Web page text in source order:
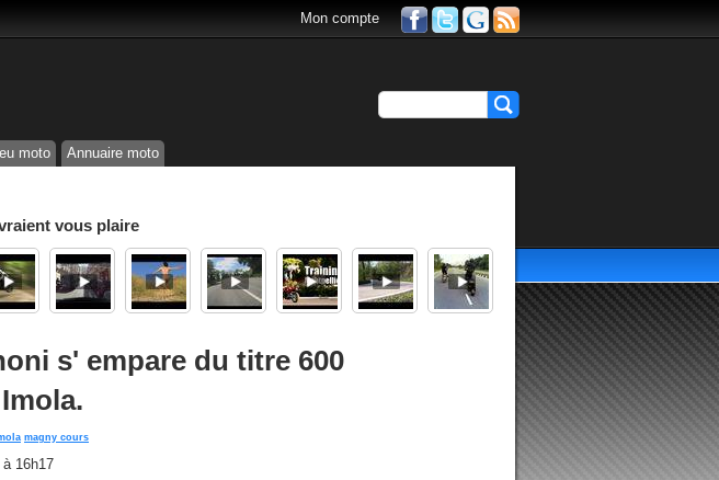
Mon compte
moto Annuaire moto
vous plaire
s' empare du titre 600
magny cours
16h17